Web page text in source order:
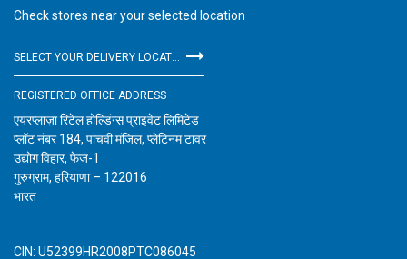
Check stores near your selected location
REGISTERED OFFICE ADDRESS
एयरप्लाज़ा रिटेल होल्डिंग्स प्राइवेट लिमिटेड
प्लॉट नंबर 184, पांचवी मंजिल, प्लेटिनम टावर
उद्योग विहार, फेज-1
गुरुग्राम, हरियाणा – 122016
भारत
CIN: U52399HR2008PTC086045